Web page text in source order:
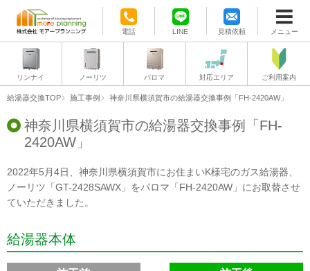
電話 LINE 見積依頼 メニュー
リンナイ ノーリツ パロマ 対応エリア ご利用案内
給湯器交換TOP 施工事例 神奈川県横須賀市の給湯器交換事例「FH-2420AW」
神奈川県横須賀市の給湯器交換事例「FH-
2420AW」
2022年5月4日、神奈川県横須賀市にお住まいK様宅のガス給湯器、
ノーリツ「GT-2428SAWX」をパロマ「FH-2420AW」にお取替させ
ていただきました。
給湯器本体